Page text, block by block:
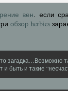
вен. если
обзор herbies
загадка…Возможно
и быть и такие